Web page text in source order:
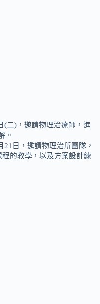
(二)，邀請物理治療師，進
。
21日，邀請物理治所團隊，
的教學，以及方案設計練